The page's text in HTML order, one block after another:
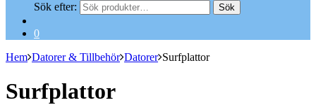
Sök efter:
Sök
0
Hem Datorer & Tillbehör Datorer Surfplattor
Surfplattor